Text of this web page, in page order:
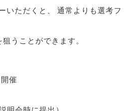
いただくと
通常よりも選考フ
狙うことができます。
催